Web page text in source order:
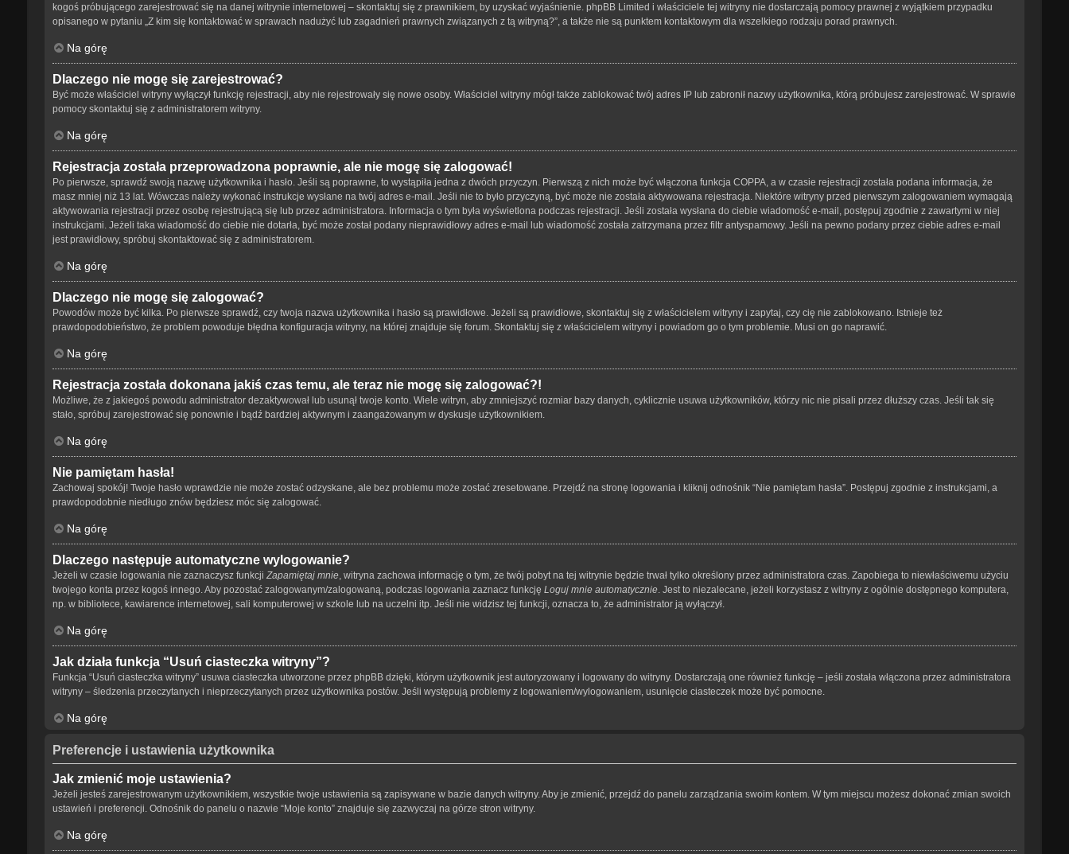
kogoś próbującego zarejestrować się na danej witrynie internetowej – skontaktuj się z prawnikiem, by uzyskać wyjaśnienie. phpBB Limited i właściciele tej witryny nie dostarczają pomocy prawnej z wyjątkiem przypadku
opisanego w pytaniu „Z kim się kontaktować w sprawach nadużyć lub zagadnień prawnych związanych z tą witryną?”, a także nie są punktem kontaktowym dla wszelkiego rodzaju porad prawnych.
Na górę
Dlaczego nie mogę się zarejestrować?
Być może właściciel witryny wyłączył funkcję rejestracji, aby nie rejestrowały się nowe osoby. Właściciel witryny mógł także zablokować twój adres IP lub zabronił nazwy użytkownika, którą próbujesz zarejestrować. W sprawie
pomocy skontaktuj się z administratorem witryny.
Na górę
Rejestracja została przeprowadzona poprawnie, ale nie mogę się zalogować!
Po pierwsze, sprawdź swoją nazwę użytkownika i hasło. Jeśli są poprawne, to wystąpiła jedna z dwóch przyczyn. Pierwszą z nich może być włączona funkcja COPPA, a w czasie rejestracji została podana informacja, że
masz mniej niż 13 lat. Wówczas należy wykonać instrukcje wysłane na twój adres e-mail. Jeśli nie to było przyczyną, być może nie została aktywowana rejestracja. Niektóre witryny przed pierwszym zalogowaniem wymagają
aktywowania rejestracji przez osobę rejestrującą się lub przez administratora. Informacja o tym była wyświetlona podczas rejestracji. Jeśli została wysłana do ciebie wiadomość e-mail, postępuj zgodnie z zawartymi w niej
instrukcjami. Jeżeli taka wiadomość do ciebie nie dotarła, być może został podany nieprawidłowy adres e-mail lub wiadomość została zatrzymana przez filtr antyspamowy. Jeśli na pewno podany przez ciebie adres e-mail
jest prawidłowy, spróbuj skontaktować się z administratorem.
Na górę
Dlaczego nie mogę się zalogować?
Powodów może być kilka. Po pierwsze sprawdź, czy twoja nazwa użytkownika i hasło są prawidłowe. Jeżeli są prawidłowe, skontaktuj się z właścicielem witryny i zapytaj, czy cię nie zablokowano. Istnieje też
prawdopodobieństwo, że problem powoduje błędna konfiguracja witryny, na której znajduje się forum. Skontaktuj się z właścicielem witryny i powiadom go o tym problemie. Musi on go naprawić.
Na górę
Rejestracja została dokonana jakiś czas temu, ale teraz nie mogę się zalogować?!
Możliwe, że z jakiegoś powodu administrator dezaktywował lub usunął twoje konto. Wiele witryn, aby zmniejszyć rozmiar bazy danych, cyklicznie usuwa użytkowników, którzy nic nie pisali przez dłuższy czas. Jeśli tak się
stało, spróbuj zarejestrować się ponownie i bądź bardziej aktywnym i zaangażowanym w dyskusje użytkownikiem.
Na górę
Nie pamiętam hasła!
Zachowaj spokój! Twoje hasło wprawdzie nie może zostać odzyskane, ale bez problemu może zostać zresetowane. Przejdź na stronę logowania i kliknij odnośnik “Nie pamiętam hasła”. Postępuj zgodnie z instrukcjami, a
prawdopodobnie niedługo znów będziesz móc się zalogować.
Na górę
Dlaczego następuje automatyczne wylogowanie?
Jeżeli w czasie logowania nie zaznaczysz funkcji Zapamiętaj mnie, witryna zachowa informację o tym, że twój pobyt na tej witrynie będzie trwał tylko określony przez administratora czas. Zapobiega to niewłaściwemu użyciu
twojego konta przez kogoś innego. Aby pozostać zalogowanym/zalogowaną, podczas logowania zaznacz funkcję Loguj mnie automatycznie. Jest to niezalecane, jeżeli korzystasz z witryny z ogólnie dostępnego komputera,
np. w bibliotece, kawiarence internetowej, sali komputerowej w szkole lub na uczelni itp. Jeśli nie widzisz tej funkcji, oznacza to, że administrator ją wyłączył.
Na górę
Jak działa funkcja “Usuń ciasteczka witryny”?
Funkcja “Usuń ciasteczka witryny” usuwa ciasteczka utworzone przez phpBB dzięki, którym użytkownik jest autoryzowany i logowany do witryny. Dostarczają one również funkcję – jeśli została włączona przez administratora
witryny – śledzenia przeczytanych i nieprzeczytanych przez użytkownika postów. Jeśli występują problemy z logowaniem/wylogowaniem, usunięcie ciasteczek może być pomocne.
Na górę
Preferencje i ustawienia użytkownika
Jak zmienić moje ustawienia?
Jeżeli jesteś zarejestrowanym użytkownikiem, wszystkie twoje ustawienia są zapisywane w bazie danych witryny. Aby je zmienić, przejdź do panelu zarządzania swoim kontem. W tym miejscu możesz dokonać zmian swoich
ustawień i preferencji. Odnośnik do panelu o nazwie “Moje konto” znajduje się zazwyczaj na górze stron witryny.
Na górę